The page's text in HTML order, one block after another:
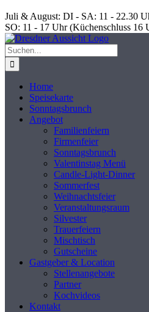
to
content
Juli & August: DI - SA: 11 - 22.30
SO: 11 - 17 Uhr (Küchenschluss 16
Suche
nach:
Home
Speisekarte
Sonntagsbrunch
Angebot
Familienfeiern
Firmenfeier
Sonntagsbrunch
Valentinstag Menü
Candle-Light-Dinner
Sommerfest
Weihnachtsfeier
Veranstaltungsraum
Silvester
Trauerfeiern
Mischtisch
Gutscheine
Gastgeber & Location
Stellenangebote
Partner
Kochvideos
Kontakt